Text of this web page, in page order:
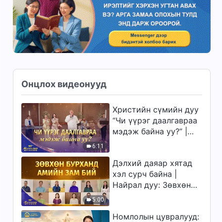
Онцлох видеонууд
6:11
Христийн сүмийн дуу
“Чи үүрэг даалгавраа
мэдэж байна уу?” |
5:00
Дэлхий даяар хятад
хэл сурч байна |
Найрал дуу: Зөвхөн
дуу хоолой
Номлолын цувралууд: